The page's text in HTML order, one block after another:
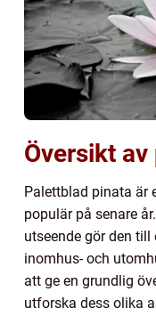
Översikt
Palettblad pinata är
populär på senare
utseende gör den
inomhus- och
att ge en grundlig
utforska dess olika